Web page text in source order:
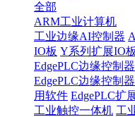
全部
ARM工业计算机
工业边缘AI控制器
IO板 Y系列扩展IO板
EdgePLC边缘控制器
EdgePLC边缘控制器
用软件 EdgePLC扩
工业触控一体机 工